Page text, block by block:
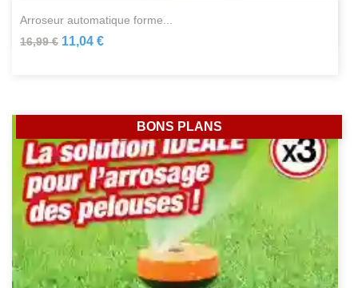
arroseur automatique forme...
16,99 € 11,04 €
BONS PLANS